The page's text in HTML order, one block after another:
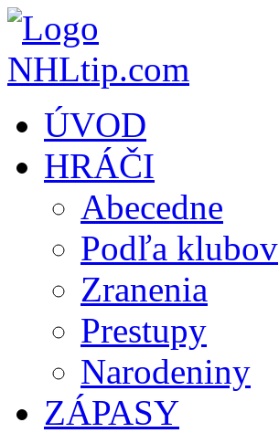
ÚVOD
HRÁČI
Abecedne
Podľa klubov
Zranenia
Prestupy
Narodeniny
ZÁPASY